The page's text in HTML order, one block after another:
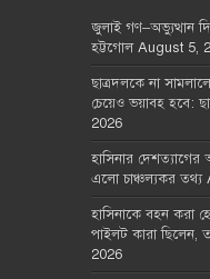
জুলাই গণ–অভ্যুত্থান
হট্টগোল August 5,
ছাত্রদলকে না
চেয়েও ভয়াবহ হবে:
2026
হাসিনার
এলো চাঞ্চল্যকর তথ্য
হাসিনাকে বহন করা
পাইলট কারা ছিলেন,
2026